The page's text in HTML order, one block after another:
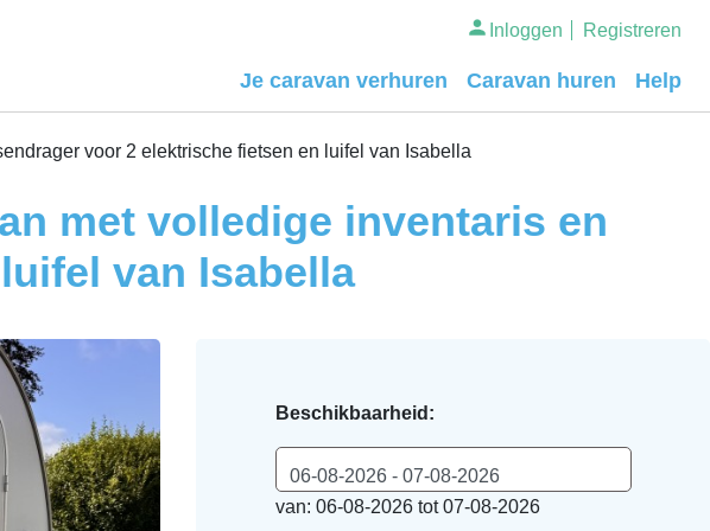
Inloggen Registreren
Je caravan verhuren Caravan huren Help
voor 2 elektrische fietsen en luifel van Isabella
met volledige inventaris en
van Isabella
Beschikbaarheid:
06-08-2026 - 07-08-2026
van: 06-08-2026 tot 07-08-2026